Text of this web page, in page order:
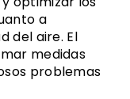
a
del aire. El
medidas
problemas